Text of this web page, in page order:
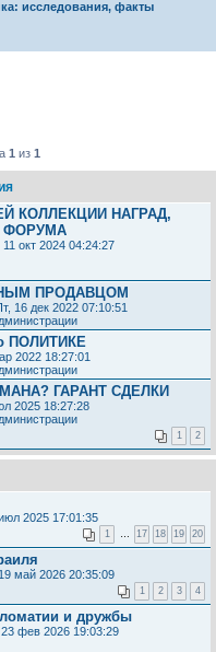
исследования, факты
1 из 1
КОЛЛЕКЦИИ НАГРАД,
ФОРУМА
11 окт 2024 04:24:27
ПРОДАВЦОМ
16 дек 2022 07:10:51
ПОЛИТИКЕ
2022 18:27:01
ГАРАНТ СДЕЛКИ
2025 18:27:28
1 2
2025 17:01:35
1 17 18 19 20
май 2026 20:35:09
1 2 3 4
и дружбы
фев 2026 19:03:29